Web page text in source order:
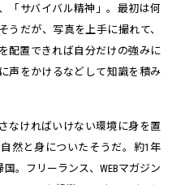
「サバイバル精神」。最初は何
うだが、写真を上手に撮れて、
配置できれば自分だけの強みに
声をかけるなどして知識を積み
なければいけない環境に身を置
然と身についたそうだ。約1年
。フリーランス、WEBマガジン